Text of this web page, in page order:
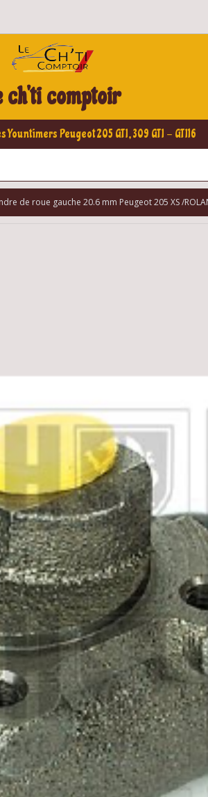
ch'ti comptoir
Peugeot 205 GTI, 309 GTI - GTI16
de roue gauche 20.6 mm Peugeot 205 XS /